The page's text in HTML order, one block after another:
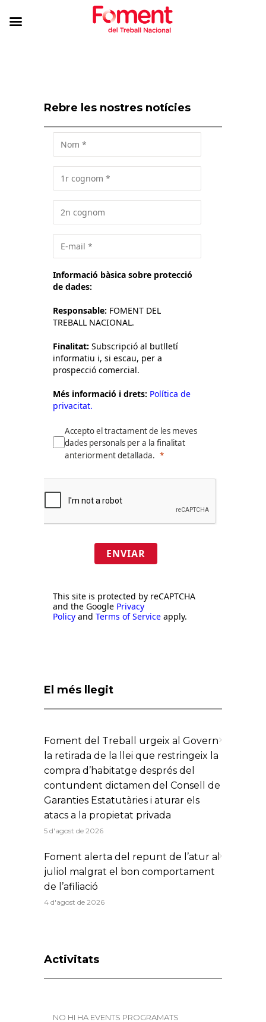
Rebre les nostres notícies
Informació bàsica sobre protecció
de dades:
Responsable: FOMENT DEL
TREBALL NACIONAL.
Finalitat: Subscripció al butlletí
informatiu i, si escau, per a
prospecció comercial.
Més informació i drets: Política de
privacitat.
Accepto el tractament de les meves
dades personals per a la finalitat
anteriorment detallada.
ENVIAR
This site is protected by reCAPTCHA
and the Google Privacy
Policy and Terms of Service apply.
El més llegit
Foment del Treball urgeix al Govern
la retirada de la llei que restringeix la
compra d’habitatge després del
contundent dictamen del Consell de
Garanties Estatutàries i aturar els
atacs a la propietat privada
5 d'agost de 2026
Foment alerta del repunt de l’atur al
juliol malgrat el bon comportament
de l’afiliació
4 d'agost de 2026
Activitats
NO HI HA EVENTS PROGRAMATS